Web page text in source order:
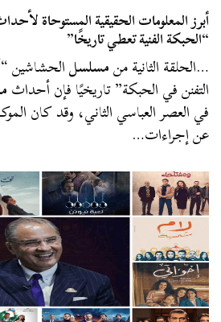
“الحبكة الفنية تعطي تاريخًا”
…الحلقة الثانية منمسلسلالحشاشين
التفنن في الحبكة” تاريخيًا فإن أحداث
في العصر العباسي الثاني، وقد كان
عن إجراءات…